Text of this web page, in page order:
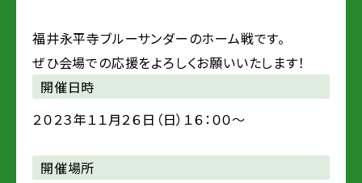
福井永平寺ブルーサンダーのホーム戦です。
ぜひ会場での応援をよろしくお願いいたします！
開催日時
２０２３年１１月２６日（日）１６：００～
開催場所